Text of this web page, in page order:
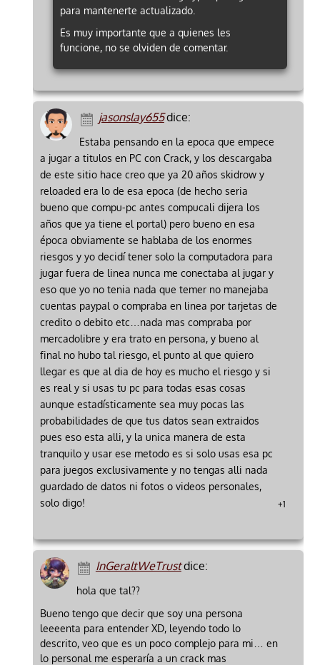
para mantenerte actualizado.
Es muy importante que a quienes les
funcione, no se olviden de comentar.
jasonslay655dice:
Estaba pensando en la epoca que empece
a jugar a titulos en PC con Crack, y los descargaba
de este sitio hace creo que ya 20 años skidrow y
reloaded era lo de esa epoca (de hecho seria
bueno que compu-pc antes compucali dijera los
años que ya tiene el portal) pero bueno en esa
época obviamente se hablaba de los enormes
riesgos y yo decidí tener solo la computadora para
jugar fuera de linea nunca me conectaba al jugar y
eso que yo no tenia nada que temer no manejaba
cuentas paypal o compraba en linea por tarjetas de
credito o debito etc…nada mas compraba por
mercadolibre y era trato en persona, y bueno al
final no hubo tal riesgo, el punto al que quiero
llegar es que al dia de hoy es mucho el riesgo y si
es real y si usas tu pc para todas esas cosas
aunque estadísticamente sea muy pocas las
probabilidades de que tus datos sean extraidos
pues eso esta alli, y la unica manera de esta
tranquilo y usar ese metodo es si solo usas esa pc
para juegos exclusivamente y no tengas alli nada
guardado de datos ni fotos o videos personales,
solo digo!
+1
InGeraltWeTrustdice:
hola que tal??
Bueno tengo que decir que soy una persona
leeeenta para entender XD, leyendo todo lo
descrito, veo que es un poco complejo para mi… en
lo personal me esperaría a un crack mas